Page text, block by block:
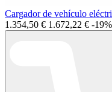
Cargador de vehículo
1.354,50 € 1.672,22 € -19%